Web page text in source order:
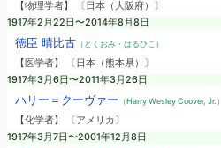
【物理学者】 〔日本（大阪府）〕
1917年2月22日〜2014年8月8日
徳臣 晴比古（とくおみ・はるひこ）
【医学者】 〔日本（熊本県）〕
1917年3月6日〜2011年3月26日
ハリー＝クーヴァー （Harry Wesley Coover, Jr.）
【化学者】 〔アメリカ〕
1917年3月7日〜2001年12月8日